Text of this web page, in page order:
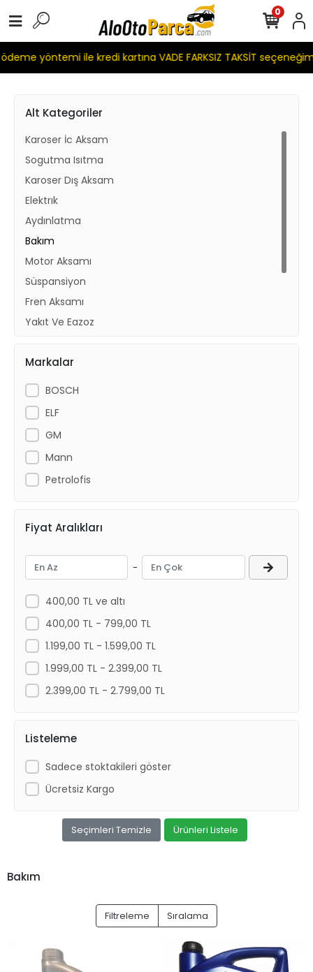
yöntemi ile kredi kartına VADE FARKSIZ TAKSİT
0
Alt Kategoriler
Karoser İc Aksam
Sogutma Isıtma
Karoser Dış Aksam
Elektrık
Aydınlatma
Bakım
Motor Aksamı
Süspansiyon
Fren Aksamı
Yakıt Ve Egzoz
Kaporta
Aksesuar
Markalar
BOSCH
ELF
GM
Mann
Petrolofis
Fiyat Aralıkları
-
400,00 TL ve altı
400,00 TL - 799,00 TL
1.199,00 TL - 1.599,00 TL
1.999,00 TL - 2.399,00 TL
2.399,00 TL - 2.799,00 TL
Listeleme
Sadece stoktakileri göster
Ücretsiz Kargo
Seçimleri Temizle Ürünleri Listele
Bakım
Filtreleme Sıralama